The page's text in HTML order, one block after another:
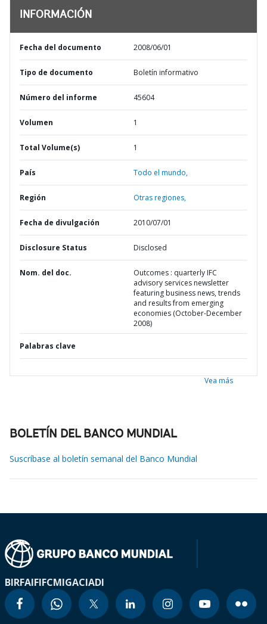
INFORMACIÓN
Fecha del documento 2008/06/01
Tipo de documento Boletín informativo
Número del informe 45604
Volumen 1
Total Volume(s) 1
País Todo el mundo,
Región Otras regiones,
Fecha de divulgación 2010/07/01
Disclosure Status Disclosed
Nom. del doc.
Outcomes : quarterly IFC
advisory services newsletter
featuring business news, trends
and results from emerging
economies (October-December
2008)
Palabras clave
Vea más
BOLETÍN DEL BANCO MUNDIAL
Suscríbase al boletín semanal del Banco Mundial
BIRFAIFIFCMIGACIADI